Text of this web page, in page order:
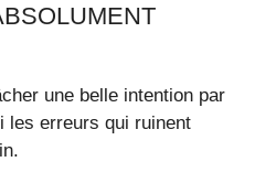
une belle intention par
les erreurs qui ruinent